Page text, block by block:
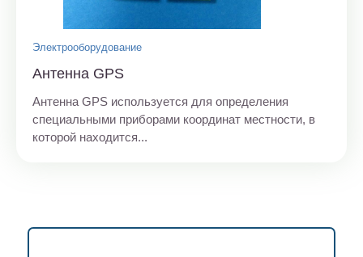
Электрооборудование
Антенна GPS
Антенна GPS используется для определения
специальными приборами координат местности, в
которой находится...